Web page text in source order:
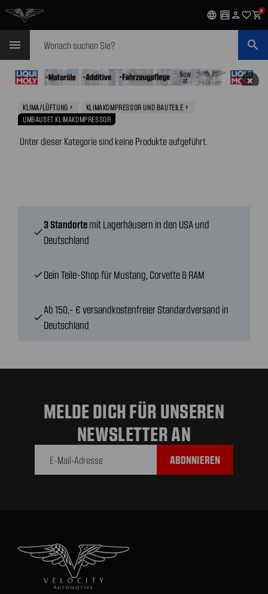
language garage person favorite_outlineshopping_cart0
menu search
✖
KLIMA/LÜFTUNG navigate_next KLIMAKOMPRESSOR UND BAUTEILE navigate_next
UMBAUSET KLIMAKOMPRESSOR
Unter dieser Kategorie sind keine Produkte aufgeführt.
check
3 Standorte mit Lagerhäusern in den USA und
Deutschland
checkDein Teile-Shop für Mustang, Corvette & RAM
check
Ab 150,- € versandkostenfreier Standardversand in
Deutschland
MELDE DICH FÜR UNSEREN
NEWSLETTER AN